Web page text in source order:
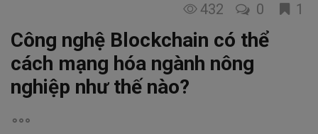
432 0 1
Công nghệ Blockchain có thể
cách mạng hóa ngành nông
nghiệp như thế nào?